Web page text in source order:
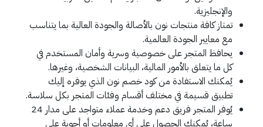
والإنجليزية.
تمتاز كافة منتجات نون بالأصالة والجودة العالية بما يتناسب
مع معايير الجودة العالمية.
يحافظ المتجر على خصوصية وسرية وأمان المستخدم في
كل ما يتعلق بالأمور المالية، البيانات الشخصية، وغيرها.
يُمكنك الاستفادة من كود خصم نون الذي يوفره إليك
تطبيق قسيمة في مختلف أقسام وفئات المتجر بكل سلاسة.
يُوفر المتجر فريق دعم وخدمة عملاء متواجد على مدار 24
ساعة، يُمكنك الحصول على أي معلومات أو أجوبة على